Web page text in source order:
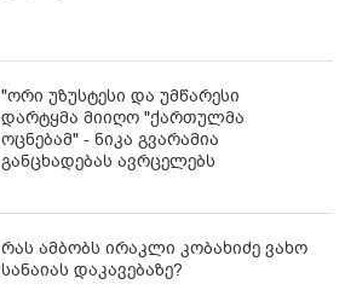
"ორი უზუსტესი და უმწარესი
დარტყმა მიიღო "ქართულმა
ოცნებამ" - ნიკა გვარამია
განცხადებას ავრცელებს
რას ამბობს ირაკლი კობახიძე ვახო
სანაიას დაკავებაზე?